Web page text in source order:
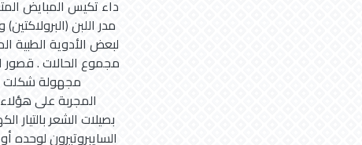
المجربة على
بصيلات الشعر
السايبروتيرون لوحده